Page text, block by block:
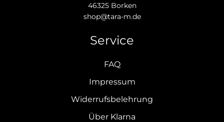
46325 Borken
shop@tara-m.de
Service
FAQ
Impressum
Widerrufsbelehrung
Über Klarna